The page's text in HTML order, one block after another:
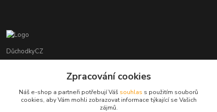
DůchodkyCZ
+420 412384749
objednavky@duchodky.cz
Zpracování cookies
Náš e-shop a partneři potřebují Váš souhlas s použitím souborů
cookies, aby Vám mohli zobrazovat informace týkající se Vašich
zájmů.